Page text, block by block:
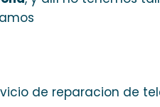
de reparacion de